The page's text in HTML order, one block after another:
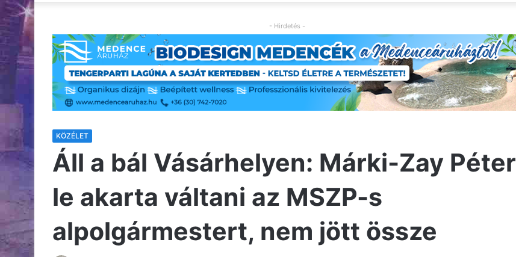
- Hirdetés -
KÖZÉLET
Áll a bál Vásárhelyen: Márki-Zay Péter
le akarta váltani az MSZP-s
alpolgármestert, nem jött össze